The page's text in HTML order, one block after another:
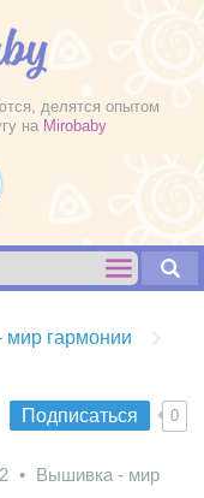
делятся опытом
на Mirobaby
гармонии
Подписаться 0
Вышивка - мир